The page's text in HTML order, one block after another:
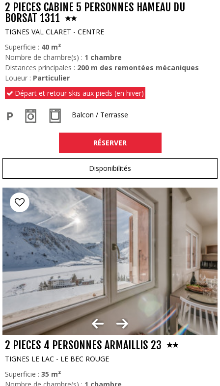
2 PIECES CABINE 5 PERSONNES HAMEAU DU
BORSAT 1311
TIGNES VAL CLARET - CENTRE
Superficie : 40 m²
Nombre de chambre(s) : 1 chambre
Distances principales : 200 m des remontées mécaniques
Loueur : Particulier
Départ et retour skis aux pieds (en hiver)
Balcon / Terrasse
RÉSERVER
Disponibilités
2 PIECES 4 PERSONNES ARMAILLIS 23
TIGNES LE LAC - LE BEC ROUGE
Superficie : 35 m²